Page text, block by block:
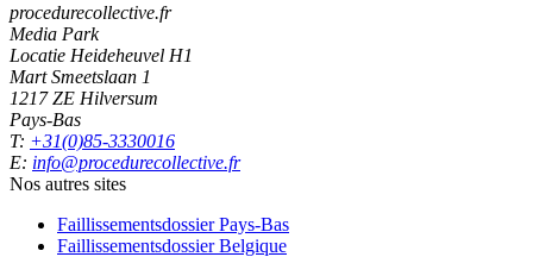
procedurecollective.fr
Media Park
Locatie Heideheuvel H1
Mart Smeetslaan 1
1217 ZE Hilversum
Pays-Bas
T: +31(0)85-3330016
E: info@procedurecollective.fr
Nos autres sites
Faillissementsdossier Pays-Bas
Faillissementsdossier Belgique